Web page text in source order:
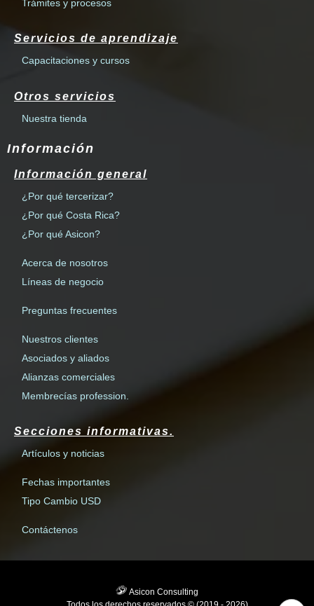
Trámites y procesos
Servicios de aprendizaje
Capacitaciones y cursos
Otros servicios
Nuestra tienda
Información
Información general
¿Por qué tercerizar?
¿Por qué Costa Rica?
¿Por qué Asicon?
Acerca de nosotros
Líneas de negocio
Preguntas frecuentes
Nuestros clientes
Asociados y aliados
Alianzas comerciales
Membrecías profession.
Secciones informativas.
Artículos y noticias
Fechas importantes
Tipo Cambio USD
Contáctenos
Asicon Consulting